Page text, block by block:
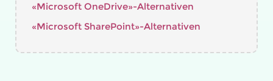
«Microsoft OneDrive»-Alternativen
«Microsoft SharePoint»-Alternativen